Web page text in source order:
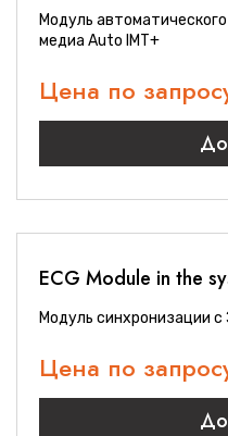
Модуль
медиа Auto IMT+
Цена по
ECG Module in the
Модуль синхронизации с
Цена по